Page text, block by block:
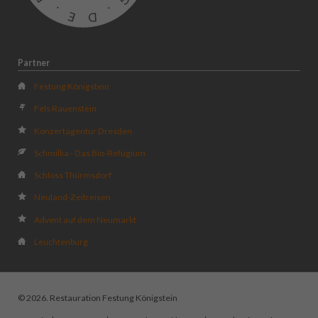
Partner
Festung Königstein
Fels Rauenstein
Konzertagentur Dresden
Schmilka - Das Bio-Refugium
Schloss Thürmsdorf
Neuland-Zeitreisen
Advent auf dem Neumarkt
Leuchtenburg
© 2026. Restauration Festung Königstein